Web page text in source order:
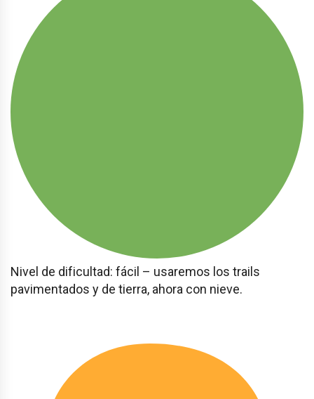
Nivel de dificultad: fácil – usaremos los trails
pavimentados y de tierra, ahora con nieve.